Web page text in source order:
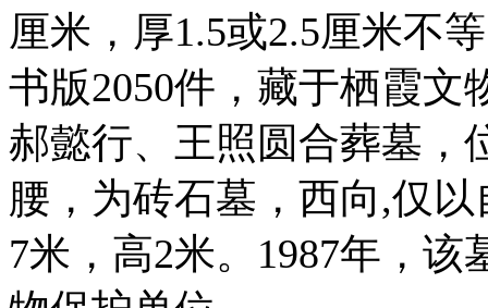
厘米，厚1.5或2.5厘米不
书版2050件，藏于栖霞文
郝懿行、王照圆合葬墓，
腰，为砖石墓，西向,仅
7米，高2米。1987年，